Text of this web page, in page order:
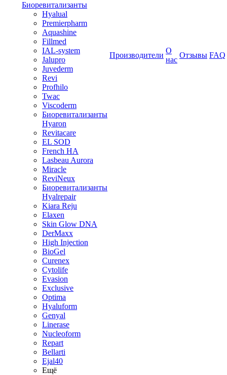
Биоревитализанты
Hyalual
Premierpharm
Aquashine
Fillmed
IAL-system
Jalupro
Juvederm
Revi
Profhilo
Twac
Viscoderm
Биоревитализанты
Hyaron
Revitacare
EL SOD
French HA
Lasbeau Aurora
Miracle
ReviNeux
Биоревитализанты
Hyalrepair
Kiara Reju
Elaxen
Skin Glow DNA
DerMaxx
High Injection
BioGel
Curenex
Cytolife
Evasion
Exclusive
Optima
Hyaluform
Genyal
Linerase
Nucleoform
Repart
Bellarti
Ejal40
Ещё
Производители
О
нас
Отзывы FAQ